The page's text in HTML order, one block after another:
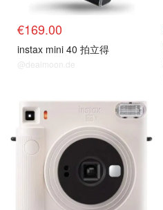
€169.00
instax mini 40 拍立得
@dealmoon.de